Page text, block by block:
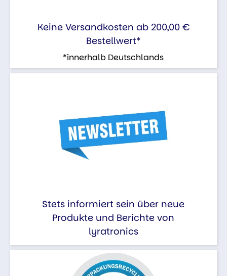
Keine Versandkosten ab 200,00 €
Bestellwert*
*innerhalb Deutschlands
Stets informiert sein über neue
Produkte und Berichte von
lyratronics